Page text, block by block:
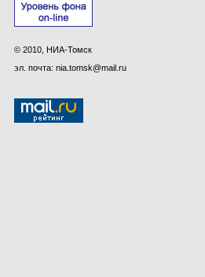
© 2010, НИА-Томск
эл. почта: nia.tomsk@mail.ru